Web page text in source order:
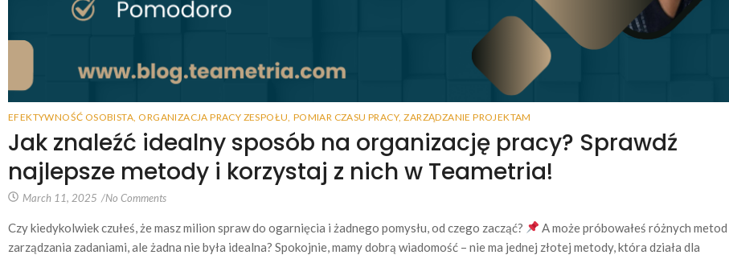
EFEKTYWNOŚĆ OSOBISTA ORGANIZACJA PRACY ZESPOŁU POMIAR CZASU PRACY, ZARZĄDZANIE PROJEKTAM
Jak znaleźć idealny sposób na organizację pracy? Sprawdź
najlepsze metody i korzystaj z nich w Teametria!
March 11, 2025 /No Comments
Czy kiedykolwiek czułeś, że masz milion spraw do ogarnięcia i żadnego pomysłu, od czego zacząć?
A może próbowałeś różnych metod
zarządzania zadaniami, ale żadna nie była idealna? Spokojnie, mamy dobrą wiadomość – nie ma jednej złotej metody, która działa dla